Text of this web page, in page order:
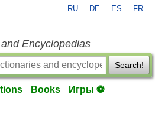
RU DE ES FR
Encyclopedias
Search!
Books Игры ⚽